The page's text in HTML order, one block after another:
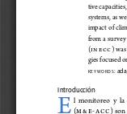
tive
systems, as
impact  of
from  a
(inecc)
gies focused
k e y w o r d s:
Introducción
El  monitoreo  y  la
(m&e-acc) son